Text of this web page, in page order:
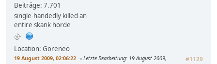
Beiträge: 7.701
single-handedly killed an
entire skank horde
Location: Goreneo
19 August 2009, 02:06:22 #1129
Letzte Bearbeitung: 19 August 2009,